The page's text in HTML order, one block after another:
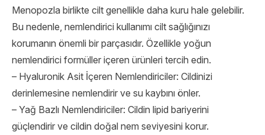
Menopozla birlikte cilt genellikle daha kuru hale gelebilir.
Bu nedenle, nemlendirici kullanımı cilt sağlığınızı
korumanın önemli bir parçasıdır. Özellikle yoğun
nemlendirici formüller içeren ürünleri tercih edin.
– Hyaluronik Asit İçeren Nemlendiriciler: Cildinizi
derinlemesine nemlendirir ve su kaybını önler.
– Yağ Bazlı Nemlendiriciler: Cildin lipid bariyerini
güçlendirir ve cildin doğal nem seviyesini korur.